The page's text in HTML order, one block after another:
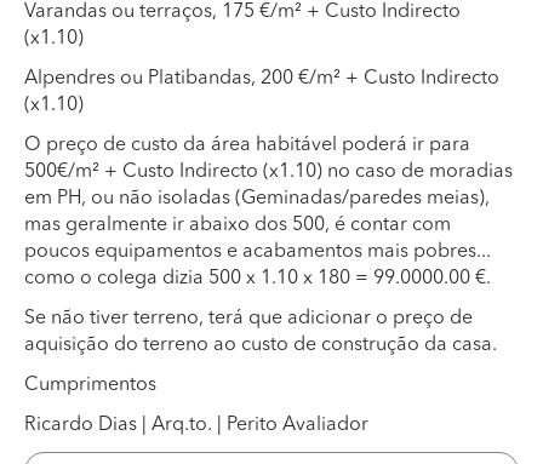
Varandas ou terraços, 175 €/m² + Custo Indirecto
(x1.10)
Alpendres ou Platibandas, 200 €/m² + Custo Indirecto
(x1.10)
O preço de custo da área habitável poderá ir para
500€/m² + Custo Indirecto (x1.10) no caso de moradias
em PH, ou não isoladas (Geminadas/paredes meias),
mas geralmente ir abaixo dos 500, é contar com
poucos equipamentos e acabamentos mais pobres...
como o colega dizia 500 x 1.10 x 180 = 99.0000.00 €.
Se não tiver terreno, terá que adicionar o preço de
aquisição do terreno ao custo de construção da casa.
Cumprimentos
Ricardo Dias | Arq.to. | Perito Avaliador